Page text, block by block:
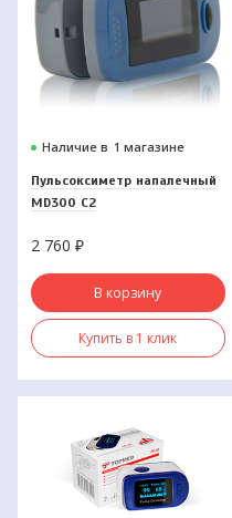
Наличие в 1 магазине
Пульсоксиметр напалечный
MD300 C2
2 760 ₽
В корзину
Купить в 1 клик